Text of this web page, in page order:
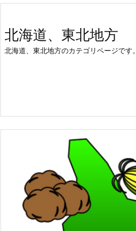
北海道、東北地方
北海道、東北地方のカテゴリページです。